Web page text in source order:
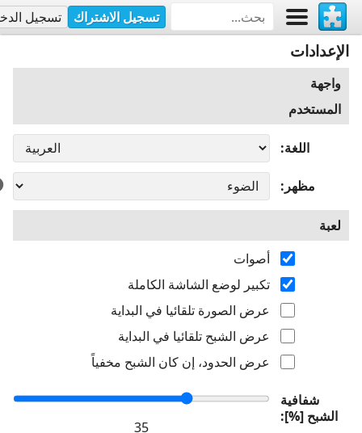
تسجيل الاشتراك تسجيل
الإعدادات
واجهة
المستخدم
اللغة
مظهر
لعبة
أصوات
تكبير لوضع الشاشة الكاملة
عرض الصورة تلقائيا في البداية
عرض الشبح تلقائيا في البداية
عرض الحدود، إن كان الشبح مخفياً
شفافية
الشبح [%]